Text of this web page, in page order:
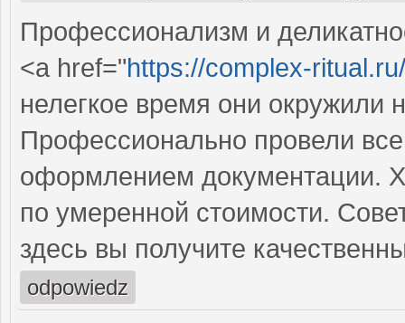
Профессионализм и
<a href="https://complex-
нелегкое время они
Профессионально провели
оформлением документации.
по умеренной стоимости.
здесь вы получите
odpowiedz